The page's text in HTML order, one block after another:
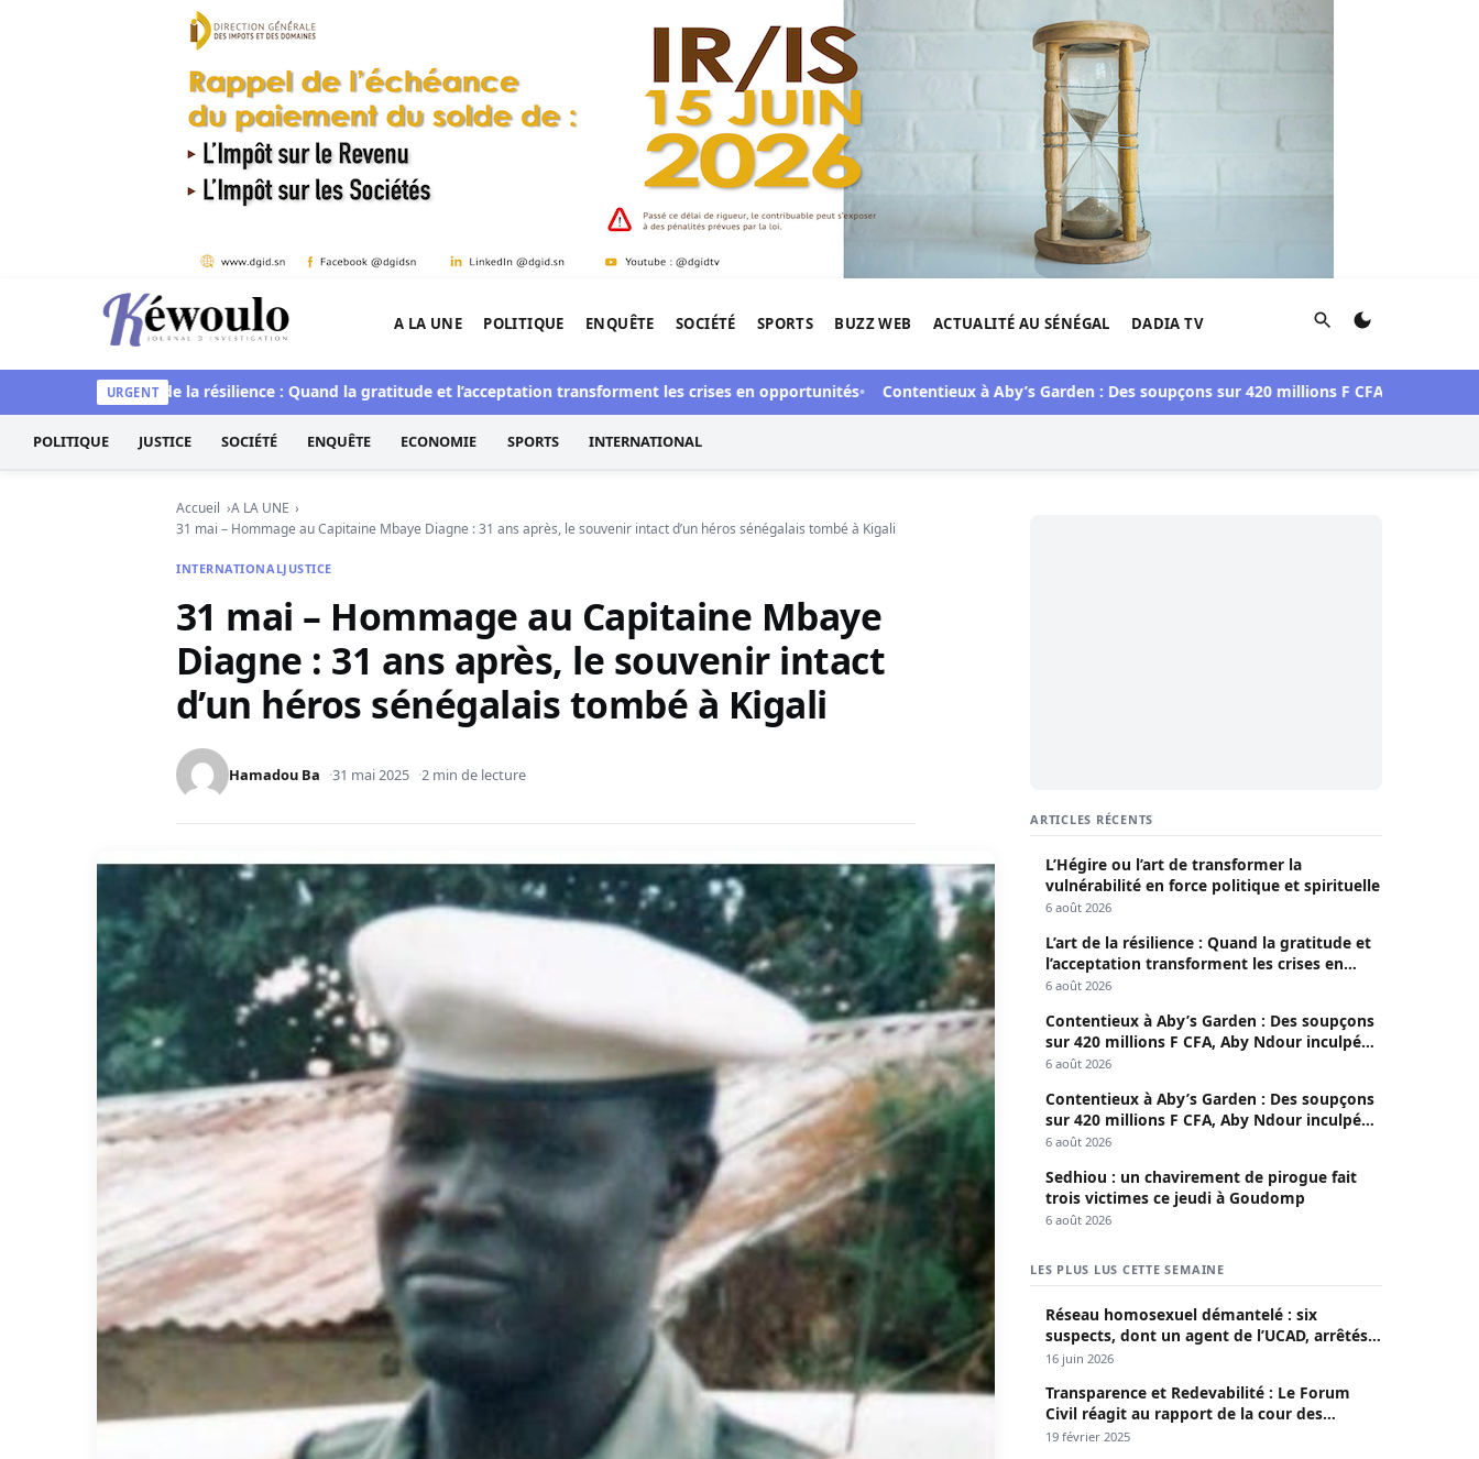
Aller au contenu
Kéwoulo, le premier site d'information et d'investigation de l'Afrique.
A LA UNE POLITIQUE ENQUÊTE SOCIÉTÉ SPORTS BUZZ WEB ACTUALITÉ AU SÉNÉGAL DADIA TV Rechercher
URGENT
L’art de la résilience : Quand la gratitude et l’acceptation transforment les crises en opportunités Contentieux à Aby’s Garden : Des soupçons sur 420 millions F CFA, Aby Ndour
POLITIQUE JUSTICE SOCIÉTÉ ENQUÊTE ECONOMIE SPORTS INTERNATIONAL
Accueil
A LA UNE
31 mai – Hommage au Capitaine Mbaye Diagne : 31 ans après, le souvenir intact d’un héros sénégalais tombé à Kigali
INTERNATIONALJUSTICE
31 mai – Hommage au Capitaine Mbaye
Diagne : 31 ans après, le souvenir intact
d’un héros sénégalais tombé à Kigali
Hamadou Ba 31 mai 2025 2 min de lecture
ARTICLES RÉCENTS
L’Hégire ou l’art de transformer la
vulnérabilité en force politique et spirituelle
6 août 2026
L’art de la résilience : Quand la gratitude et
l’acceptation transforment les crises en
opportunités
6 août 2026
Contentieux à Aby’s Garden : Des soupçons
sur 420 millions F CFA, Aby Ndour inculpée
pour abus de biens sociaux
6 août 2026
Contentieux à Aby’s Garden : Des soupçons
sur 420 millions F CFA, Aby Ndour inculpée
pour abus de biens sociaux
6 août 2026
Sedhiou : un chavirement de pirogue fait
trois victimes ce jeudi à Goudomp
6 août 2026
LES PLUS LUS CETTE SEMAINE
Réseau homosexuel démantelé : six
suspects, dont un agent de l’UCAD, arrêtés à
Keur Massar ; l’un avoue avoir propagé le
16 juin 2026
Transparence et Redevabilité : Le Forum
Civil réagit au rapport de la cour des
comptes
19 février 2025